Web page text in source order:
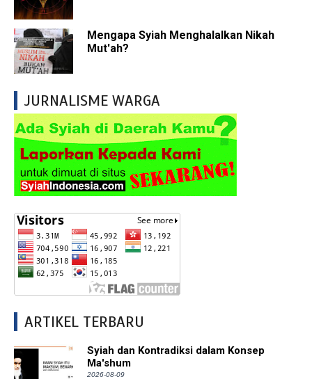
Mengapa Syiah Menghalalkan Nikah
Mut'ah?
JURNALISME WARGA
ARTIKEL TERBARU
Syiah dan Kontradiksi dalam Konsep
Ma'shum
2026-08-09